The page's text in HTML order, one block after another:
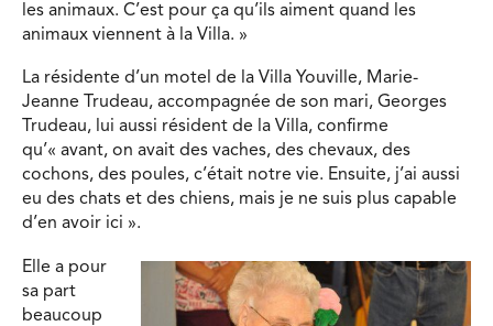
les animaux. C’est pour ça qu’ils aiment quand les
animaux viennent à la Villa. »
La résidente d’un motel de la Villa Youville, Marie-
Jeanne Trudeau, accompagnée de son mari, Georges
Trudeau, lui aussi résident de la Villa, confirme
qu’« avant, on avait des vaches, des chevaux, des
cochons, des poules, c’était notre vie. Ensuite, j’ai aussi
eu des chats et des chiens, mais je ne suis plus capable
d’en avoir ici ».
Elle a pour
sa part
beaucoup